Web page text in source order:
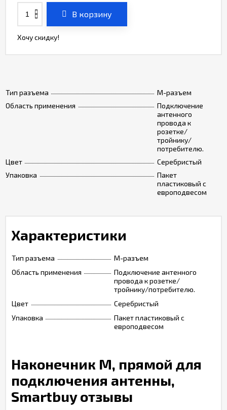
Тип разъема
М-разъем
Область применения
Подключение
антенного
провода к
розетке/
тройнику/
потребителю.
Цвет
Серебристый
Упаковка
Пакет
пластиковый с
европодвесом
В корзину
Хочу скидку!
Характеристики
Тип разъема
М-разъем
Область применения
Подключение антенного
провода к розетке/
тройнику/потребителю.
Цвет
Серебристый
Упаковка
Пакет пластиковый с
европодвесом
Наконечник M, прямой для
подключения антенны,
Smartbuy отзывы